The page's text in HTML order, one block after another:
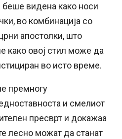
видена како носи
во комбинација со
апостолки, што
како овој стил може да
во исто време.
премногу
и смелиот
пресврт и докажаа
лесно можат да станат